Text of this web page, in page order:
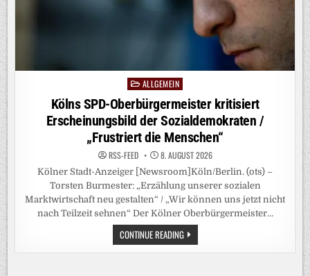
PostedALLGEMEIN
Kölns SPD-Oberbürgermeister kritisiert
Erscheinungsbild der Sozialdemokraten /
„Frustriert die Menschen“
RSS-FEED 8. AUGUST 2026
Kölner Stadt-Anzeiger [Newsroom]Köln/Berlin. (ots) –
Torsten Burmester: „Erzählung unserer sozialen
Marktwirtschaft neu gestalten“ / „Wir können uns jetzt nicht
nach Teilzeit sehnen“ Der Kölner Oberbürgermeister…
CONTINUE READINGKÖLNS
SPD-
OBERBÜRGERMEISTER